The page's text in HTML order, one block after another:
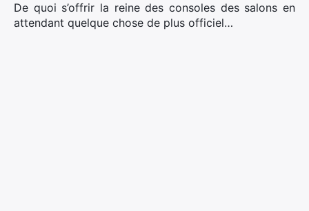
De quoi s’offrir la reine des consoles des salons en
attendant quelque chose de plus officiel…